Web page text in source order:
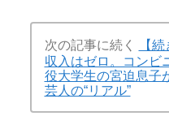
次の記事に続く
【
収入はゼロ。コンビ
役大学生の宮迫息子
芸人の“リアル”